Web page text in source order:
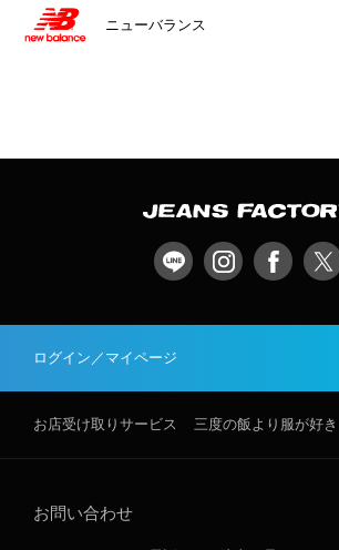
ニューバランス
ログイン／マイページ
お店受け取りサービス 三度の飯より服が好き
お問い合わせ